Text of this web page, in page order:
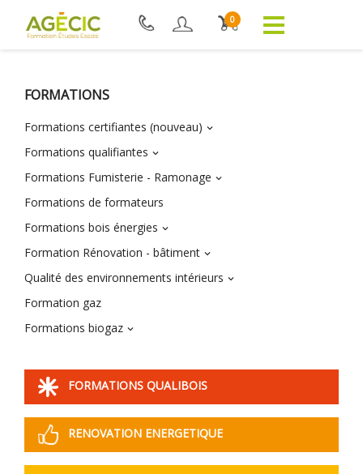
0
FORMATIONS
Formations certifiantes (nouveau) 
Formations qualifiantes 
Formations Fumisterie - Ramonage 
Formations de formateurs
Formations bois énergies 
Formation Rénovation - bâtiment 
Qualité des environnements intérieurs 
Formation gaz
Formations biogaz 
FORMATIONS QUALIBOIS
RENOVATION ENERGETIQUE